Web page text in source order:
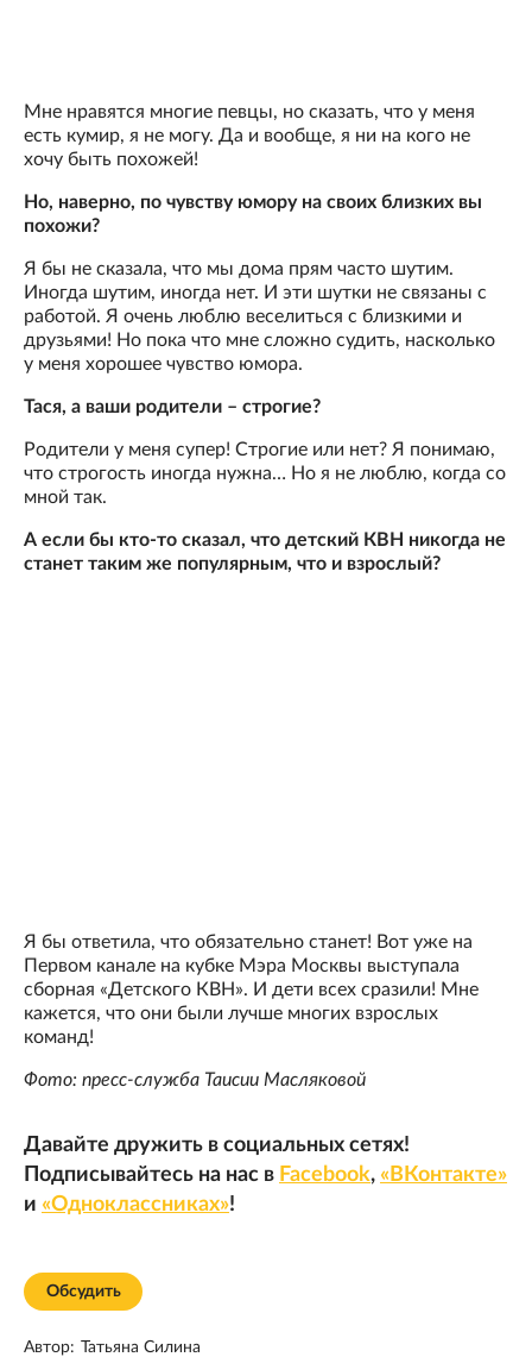
Мне нравятся многие певцы, но сказать, что у меня
есть кумир, я не могу. Да и вообще, я ни на кого не
хочу быть похожей!
Но, наверно, по чувству юмору на своих близких вы
похожи?
Я бы не сказала, что мы дома прям часто шутим.
Иногда шутим, иногда нет. И эти шутки не связаны с
работой. Я очень люблю веселиться с близкими и
друзьями! Но пока что мне сложно судить, насколько
у меня хорошее чувство юмора.
Тася, а ваши родители – строгие?
Родители у меня супер! Строгие или нет? Я понимаю,
что строгость иногда нужна… Но я не люблю, когда со
мной так.
А если бы кто-то сказал, что детский КВН никогда не
станет таким же популярным, что и взрослый?
Я бы ответила, что обязательно станет! Вот уже на
Первом канале на кубке Мэра Москвы выступала
сборная «Детского КВН». И дети всех сразили! Мне
кажется, что они были лучше многих взрослых
команд!
Фото: пресс-служба Таисии Масляковой
Давайте дружить в социальных сетях!
Подписывайтесь на нас в Facebook, «ВКонтакте»
и «Одноклассниках»!
Обсудить
Автор: Татьяна Силина